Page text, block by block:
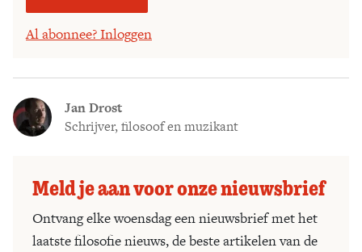
Al abonnee? Inloggen
Jan Drost
Schrijver, filosoof en muzikant
Meld je aan voor onze nieuwsbrief
Ontvang elke woensdag een nieuwsbrief met het
laatste filosofie nieuws, de beste artikelen van de